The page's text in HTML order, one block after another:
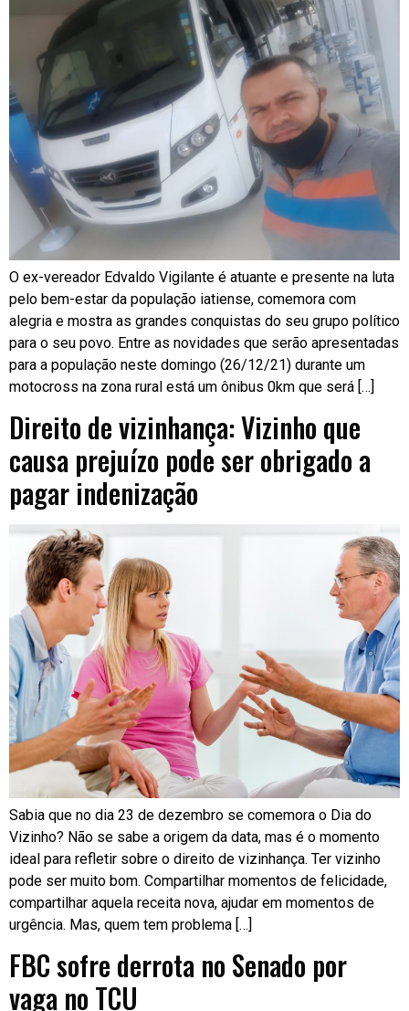
O ex-vereador Edvaldo Vigilante é atuante e presente na luta
pelo bem-estar da população iatiense, comemora com
alegria e mostra as grandes conquistas do seu grupo político
para o seu povo. Entre as novidades que serão apresentadas
para a população neste domingo (26/12/21) durante um
motocross na zona rural está um ônibus 0km que será […]
Direito de vizinhança: Vizinho que
causa prejuízo pode ser obrigado a
pagar indenização
Sabia que no dia 23 de dezembro se comemora o Dia do
Vizinho? Não se sabe a origem da data, mas é o momento
ideal para refletir sobre o direito de vizinhança. Ter vizinho
pode ser muito bom. Compartilhar momentos de felicidade,
compartilhar aquela receita nova, ajudar em momentos de
urgência. Mas, quem tem problema […]
FBC sofre derrota no Senado por
vaga no TCU